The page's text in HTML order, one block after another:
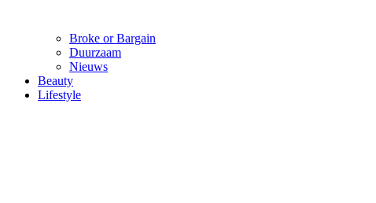
Broke or Bargain
Duurzaam
Nieuws
Beauty
Lifestyle